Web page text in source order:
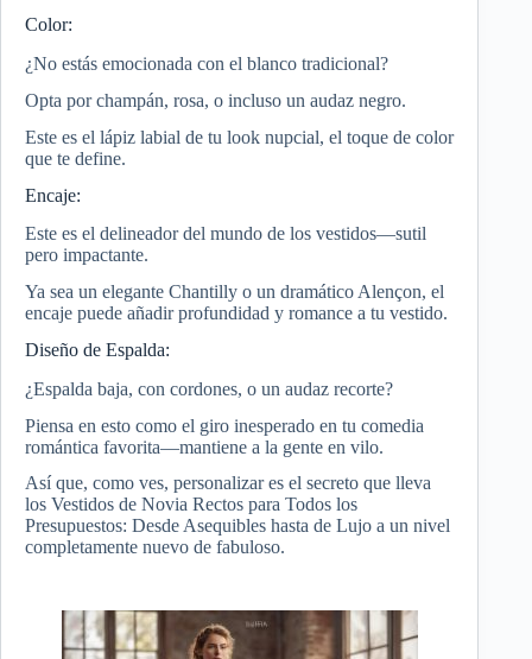
Color:
¿No estás emocionada con el blanco tradicional?
Opta por champán, rosa, o incluso un audaz negro.
Este es el lápiz labial de tu look nupcial, el toque de color
que te define.
Encaje:
Este es el delineador del mundo de los vestidos—sutil
pero impactante.
Ya sea un elegante Chantilly o un dramático Alençon, el
encaje puede añadir profundidad y romance a tu vestido.
Diseño de Espalda:
¿Espalda baja, con cordones, o un audaz recorte?
Piensa en esto como el giro inesperado en tu comedia
romántica favorita—mantiene a la gente en vilo.
Así que, como ves, personalizar es el secreto que lleva
los Vestidos de Novia Rectos para Todos los
Presupuestos: Desde Asequibles hasta de Lujo a un nivel
completamente nuevo de fabuloso.